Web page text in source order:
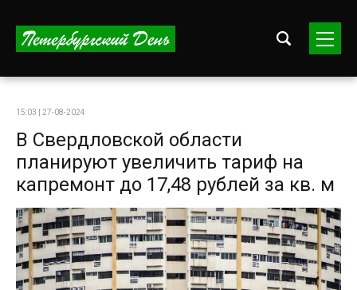
15:03 | 27-08-2024
В Свердловской области
планируют увеличить тариф на
капремонт до 17,48 рублей за кв. м